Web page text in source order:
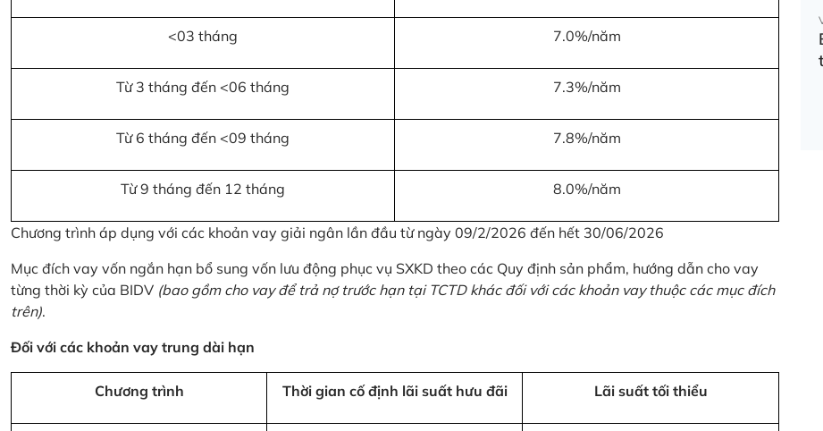
<03 tháng 7.0%/năm
Từ 3 tháng đến <06 tháng 7.3%/năm
Từ 6 tháng đến <09 tháng 7.8%/năm
Từ 9 tháng đến 12 tháng 8.0%/năm
Chương trình áp dụng với các khoản vay giải ngân lần đầu từ ngày 09/2/2026 đến hết 30/06/2026
Mục đích vay vốn ngắn hạn bổ sung vốn lưu động phục vụ SXKD theo các Quy định sản phẩm, hướng dẫn cho vay
từng thời kỳ của BIDV (bao gồm cho vay để trả nợ trước hạn tại TCTD khác đối với các khoản vay thuộc các mục đích
trên).
Đối với các khoản vay trung dài hạn
Chương trình Thời gian cố định lãi suất hưu đãi Lãi suất tối thiểu